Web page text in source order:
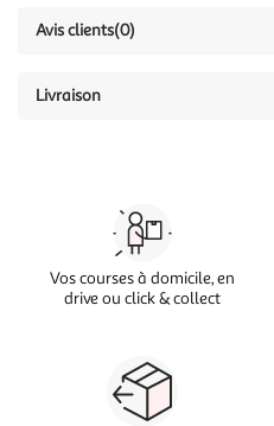
Avis clients(0)
Livraison
Vos courses à domicile, en
drive ou click & collect